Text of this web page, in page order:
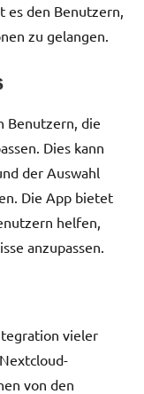
den Benutzern,
zu gelangen.
Benutzern, die
Dies kann
der Auswahl
Die App bietet
helfen,
anzupassen.
vieler
von den